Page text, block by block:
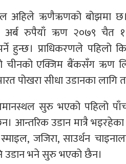
अहिले ऋणैऋणको बोझमा छ।
रुपैयाँ ऋण २०७९ चैत १
हुन्छ। प्राधिकरणले
चीनको एक्जिम बैंकसँग ऋण
पोखरा सीधा उडानका लागि
सुरु भएको पहिलो पाँच
आन्तरिक उडान मात्रै भइरहेका
जजिरा, साउर्थन
उडान भने सुरु भएको छैन।